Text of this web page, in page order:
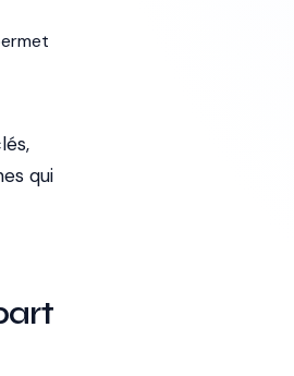
qui